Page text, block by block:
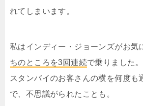
れてしまいます。
私はインディー・ジョーンズがお気
ちのところを3回連続で乗りました。
スタンバイのお客さんの横を何度も
で、不思議がられたことも。